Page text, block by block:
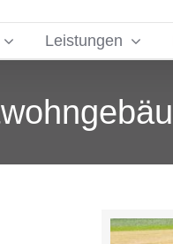
Leistungen